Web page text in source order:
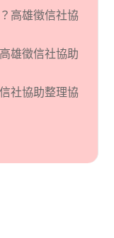
高雄徵信社協
雄徵信社協助
社協助整理協